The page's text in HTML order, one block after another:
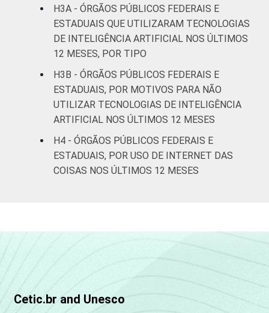
H3A - ÓRGÃOS PÚBLICOS FEDERAIS E
ESTADUAIS QUE UTILIZARAM TECNOLOGIAS
DE INTELIGÊNCIA ARTIFICIAL NOS ÚLTIMOS
12 MESES, POR TIPO
H3B - ÓRGÃOS PÚBLICOS FEDERAIS E
ESTADUAIS, POR MOTIVOS PARA NÃO
UTILIZAR TECNOLOGIAS DE INTELIGÊNCIA
ARTIFICIAL NOS ÚLTIMOS 12 MESES
H4 - ÓRGÃOS PÚBLICOS FEDERAIS E
ESTADUAIS, POR USO DE INTERNET DAS
COISAS NOS ÚLTIMOS 12 MESES
Cetic.br and Unesco